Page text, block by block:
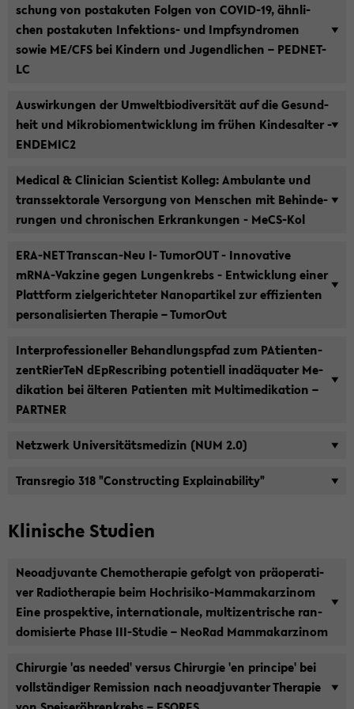
schung von posta­ku­ten Fol­gen von COVID-​19, ähn­li­
chen posta­ku­ten Infektions-​ und Impf­syn­dro­men
sowie ME/CFS bei Kin­dern und Ju­gend­li­chen – PEDNET-​
LC
Aus­wir­kun­gen der Um­welt­bio­di­ver­si­tät auf die Ge­sund­
heit und Mi­kro­bio­m­ent­wick­lung im frü­hen Kin­des­al­ter -
ENDEMIC2
Me­di­cal & Cli­ni­ci­an Sci­en­tist Kol­leg: Am­bu­lan­te und
trans­sek­to­ra­le Ver­sor­gung von Men­schen mit Be­hin­de­
run­gen und chro­ni­schen Er­kran­kun­gen - MeCS-​Kol
ERA-​NET Transcan-​Neu I- Tu­mo­rOUT - In­no­va­ti­ve
mRNA-​Vakzine gegen Lun­gen­krebs - Ent­wick­lung einer
Platt­form ziel­ge­rich­te­ter Na­no­par­ti­kel zur ef­fi­zi­en­ten
per­so­na­li­sier­ten The­ra­pie – Tu­mo­rOut
In­ter­pro­fes­sio­nel­ler Be­hand­lungs­pfad zum PA­ti­en­ten­
zen­tRier­TeN dE­pRe­scribing po­ten­ti­ell in­ad­äqua­ter Me­
di­ka­ti­on bei äl­te­ren Pa­ti­en­ten mit Mul­ti­me­di­ka­ti­on –
PART­NER
Netz­werk Uni­ver­si­täts­me­di­zin (NUM 2.0)
Trans­re­gio 318 "Con­st­ruc­ting Ex­plai­na­bi­li­ty"
Kli­ni­sche Stu­di­en
Neo­ad­ju­van­te Che­mo­the­ra­pie ge­folgt von prä­ope­ra­ti­
ver Ra­dio­the­ra­pie beim Hochrisiko-​Mammakarzinom
Eine pro­spek­ti­ve, in­ter­na­tio­na­le, mul­ti­zen­tri­sche ran­
do­mi­sier­te Phase III-​Studie – Neo­Rad Mam­ma­kar­zi­nom
Chir­ur­gie 'as nee­ded' ver­sus Chir­ur­gie 'en princi­pe' bei
voll­stän­di­ger Re­mis­si­on nach neo­ad­ju­van­ter The­ra­pie